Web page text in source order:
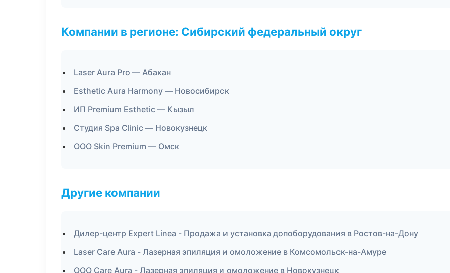
Компании в регионе: Сибирский федеральный округ
Laser Aura Pro — Абакан
Esthetic Aura Harmony — Новосибирск
ИП Premium Esthetic — Кызыл
Студия Spa Clinic — Новокузнецк
ООО Skin Premium — Омск
Другие компании
Дилер-центр Expert Linea - Продажа и установка допоборудования в Ростов-на-Дону
Laser Care Aura - Лазерная эпиляция и омоложение в Комсомольск-на-Амуре
ООО Care Aura - Лазерная эпиляция и омоложение в Новокузнецк